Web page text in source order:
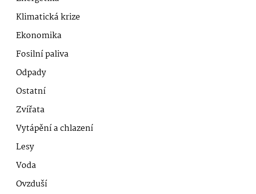
Klimatická krize
Ekonomika
Fosilní paliva
Odpady
Ostatní
Zvířata
Vytápění a chlazení
Lesy
Voda
Ovzduší